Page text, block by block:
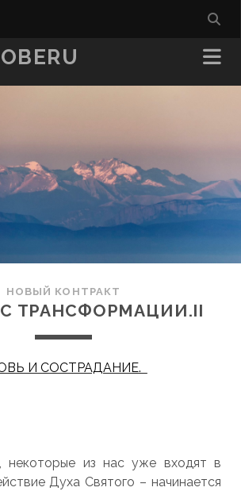
НОВЫЙ КОНТРАКТ
ТРАНСФОРМАЦИИ.II
И СОСТРАДАНИЕ.
некоторые из нас уже входят в
Духа Святого – начинается